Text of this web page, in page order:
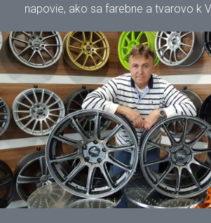
napovie, ako sa farebne a tvarovo k